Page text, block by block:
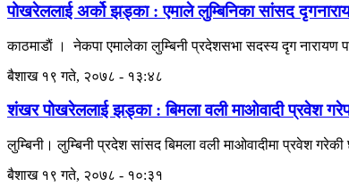
पोखरेललाई अर्को झड्का : एमाले लुम्बिनिका सांसद
काठमाडाैं । नेकपा एमालेका लुम्बिनी प्रदेशसभा सदस्य दृग नारायण
बैशाख १९ गते, २०७८ - १३:४८
शंखर पोखरेललाई झड्का : बिमला वली माओवादी प्रवेश
लुम्बिनी। लुम्बिनी प्रदेश सांसद बिमला वली माओवादीमा प्रवेश
बैशाख १९ गते, २०७८ - १०:३१